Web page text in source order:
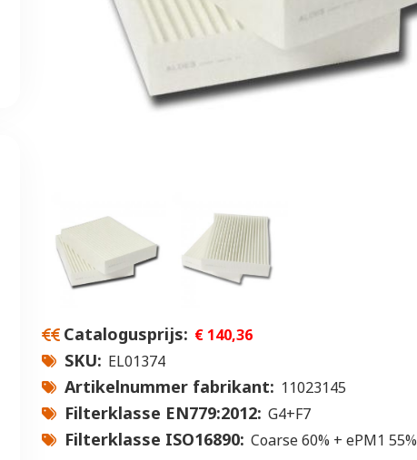
Catalogusprijs € 140,36
SKU EL01374
Artikelnummer fabrikant 11023145
Filterklasse EN779:2012 G4+F7
Filterklasse ISO16890 Coarse 60% + ePM1 55%